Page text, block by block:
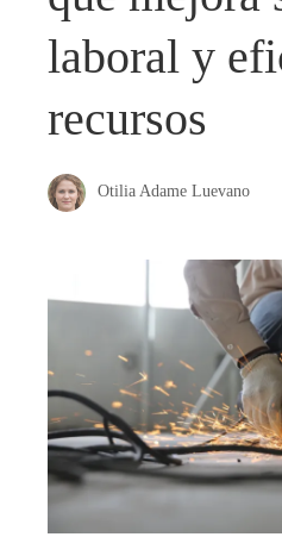
laboral y
recursos
Otilia Adame Luevano